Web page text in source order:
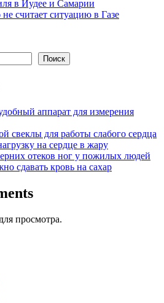
в Иудее и Самарии
считает ситуацию в Газе
Поиск
аппарат для измерения
свеклы для работы слабого сердца
на сердце в жару
отеков ног у пожилых людей
сдавать кровь на сахар
просмотра.